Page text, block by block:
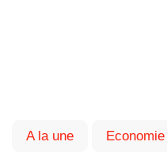
A la une Economie